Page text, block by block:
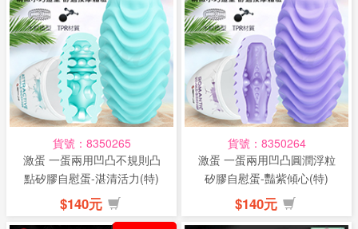
貨號：8350265
激蛋 一蛋兩用凹凸不規則凸
點矽膠自慰蛋-湛清活力(特)
$140元
貨號：8350264
激蛋 一蛋兩用凹凸圓潤浮粒
矽膠自慰蛋-豔紫傾心(特)
$140元